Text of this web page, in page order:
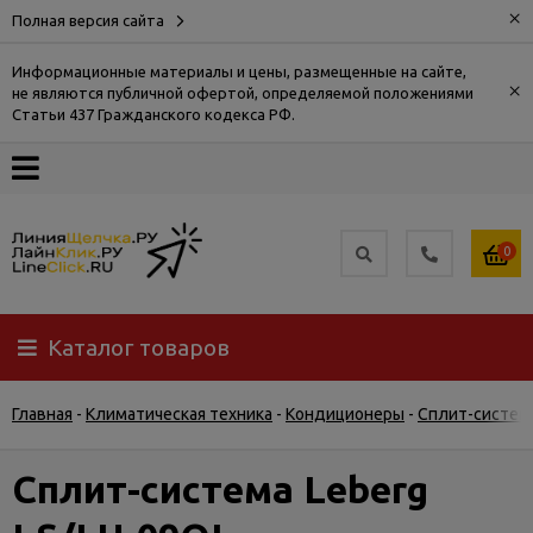
Полная версия сайта ×
Информационные материалы и цены, размещенные на сайте,
не являются публичной офертой, определяемой положениями
Статьи 437 Гражданского кодекса РФ.
×
О
Доставка
Самовывоз
Гарантия
возврат
0
Каталог товаров
Главная - Климатическая техника - Кондиционеры - Сплит-
Сплит-система Leberg